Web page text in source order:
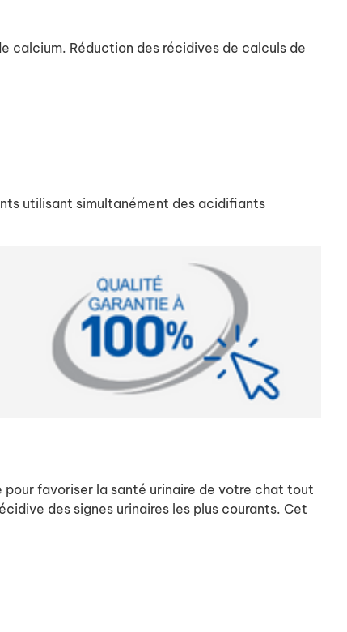
calcium. Réduction des récidives de calculs de
utilisant simultanément des acidifiants
pour favoriser la santé urinaire de votre chat tout
des signes urinaires les plus courants. Cet